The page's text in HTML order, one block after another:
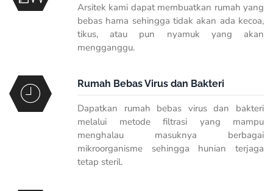
Arsitek kami dapat membuatkan rumah yang
bebas hama sehingga tidak akan ada kecoa,
tikus, atau pun nyamuk yang akan
mengganggu.
Rumah Bebas Virus dan Bakteri
Dapatkan rumah bebas virus dan bakteri
melalui metode filtrasi yang mampu
menghalau masuknya berbagai
mikroorganisme sehingga hunian terjaga
tetap steril.